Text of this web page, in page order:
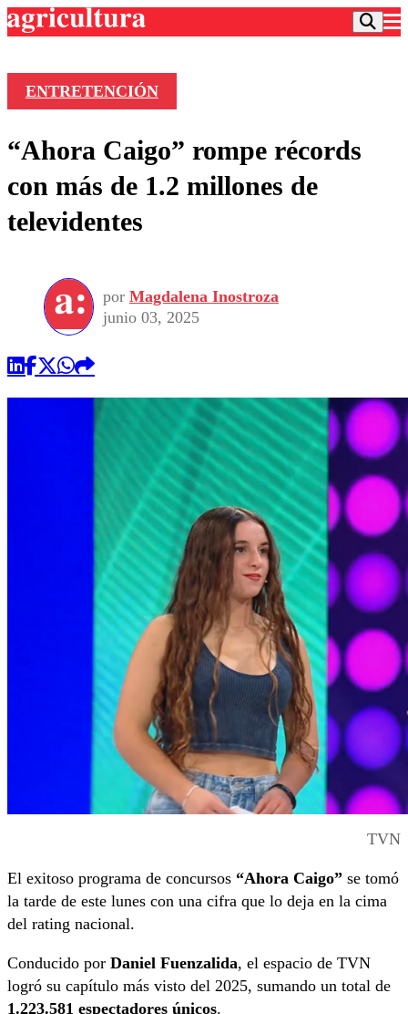
Frecuencias
Agricultura TV
Deportes
Colo Colo
Seleccion Chilena
Torneo Internacional
Universidad de Chile
Entretención
Economía
Internacional
Sustentabilidad
Publicaciones en medios
Opinión
ENTRETENCIÓN
“Ahora Caigo” rompe récords
con más de 1.2 millones de
televidentes
por Magdalena Inostroza
junio 03, 2025
TVN
El exitoso programa de concursos “Ahora Caigo” se tomó
la tarde de este lunes con una cifra que lo deja en la cima
del rating nacional.
Conducido por Daniel Fuenzalida, el espacio de TVN
logró su capítulo más visto del 2025, sumando un total de
1.223.581 espectadores únicos.